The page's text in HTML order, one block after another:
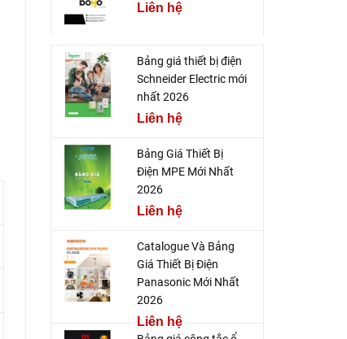
Liên hệ
Bảng giá thiết bị điện
Schneider Electric mới
nhất 2026
Liên hệ
Bảng Giá Thiết Bị
Điện MPE Mới Nhất
2026
Liên hệ
Catalogue Và Bảng
Giá Thiết Bị Điện
Panasonic Mới Nhất
2026
Liên hệ